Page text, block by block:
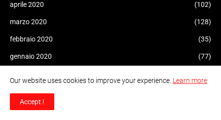
aprile 2020 (102)
marzo 2020 (128)
febbraio 2020 (35)
gennaio 2020 (77)
ottobre 2019
Our website uses cookies to improve your experience. Learn more
Accept !